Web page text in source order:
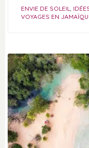
ENVIE DE SOLEIL,
VOYAGES EN